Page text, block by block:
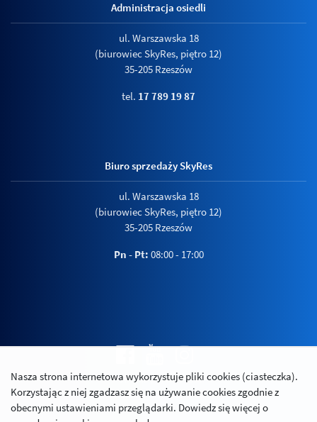
Administracja osiedli
ul. Warszawska 18
(biurowiec SkyRes, piętro 12)
35-205 Rzeszów
tel. 17 789 19 87
Biuro sprzedaży SkyRes
ul. Warszawska 18
(biurowiec SkyRes, piętro 12)
35-205 Rzeszów
Pn - Pt: 08:00 - 17:00
Polityka prywatności
Relacje inwestorskie
Nasza strona internetowa wykorzystuje pliki cookies (ciasteczka).
Korzystając z niej zgadzasz się na używanie cookies zgodnie z
obecnymi ustawieniami przeglądarki. Dowiedz się więcej o